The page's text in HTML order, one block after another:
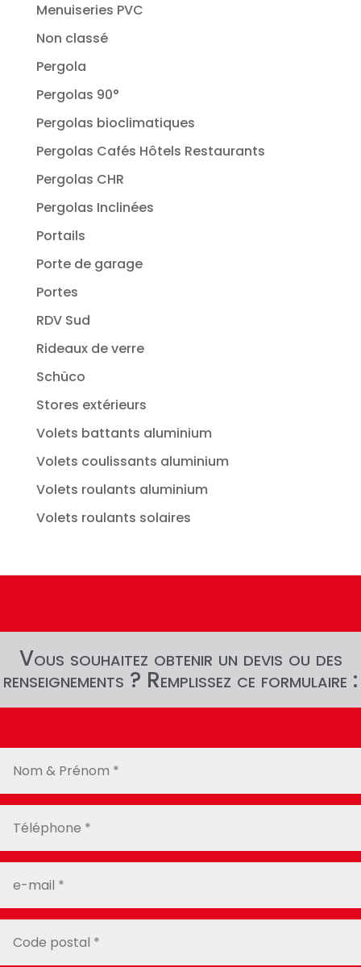
Menuiseries PVC
Non classé
Pergola
Pergolas 90°
Pergolas bioclimatiques
Pergolas Cafés Hôtels Restaurants
Pergolas CHR
Pergolas Inclinées
Portails
Porte de garage
Portes
RDV Sud
Rideaux de verre
Schüco
Stores extérieurs
Volets battants aluminium
Volets coulissants aluminium
Volets roulants aluminium
Volets roulants solaires
Vous souhaitez obtenir un devis ou des
renseignements ? Remplissez ce formulaire :